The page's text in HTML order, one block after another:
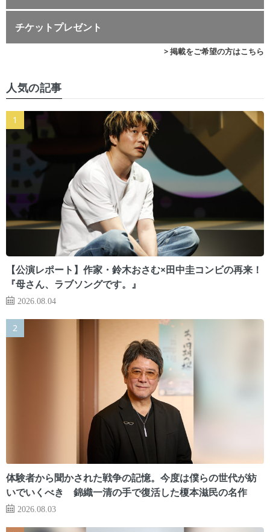
チケットプレゼント
> 掲載をご希望の方はこちら
人気の記事
【公演レポート】作家・鈴木おさむ×田中圭コンビの再来！
『母さん、ラブソングです。』
2026.08.04
体験者から聞かされた戦争の記憶。今度は僕らの世代が紡
いでいくべき 錦織一清の手で復活した榎本滋民の名作
2026.08.03